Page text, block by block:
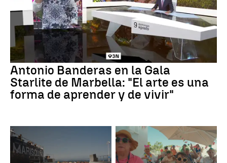
Antonio Banderas en la Gala
Starlite de Marbella: "El arte es una
forma de aprender y de vivir"